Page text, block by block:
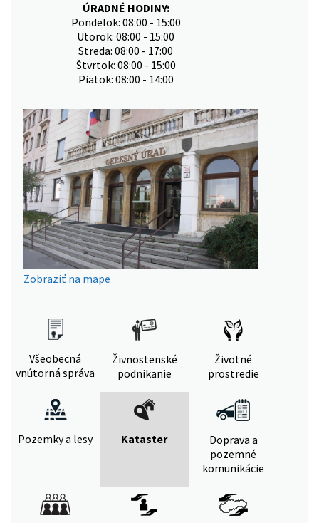
ÚRADNÉ HODINY:
Pondelok: 08:00 - 15:00
Utorok: 08:00 - 15:00
Streda: 08:00 - 17:00
Štvrtok: 08:00 - 15:00
Piatok: 08:00 - 14:00
Zobraziť na mape
Všeobecná
vnútorná správa
Živnostenské
podnikanie
Životné
prostredie
Pozemky a lesy Kataster
Doprava a
pozemné
komunikácie